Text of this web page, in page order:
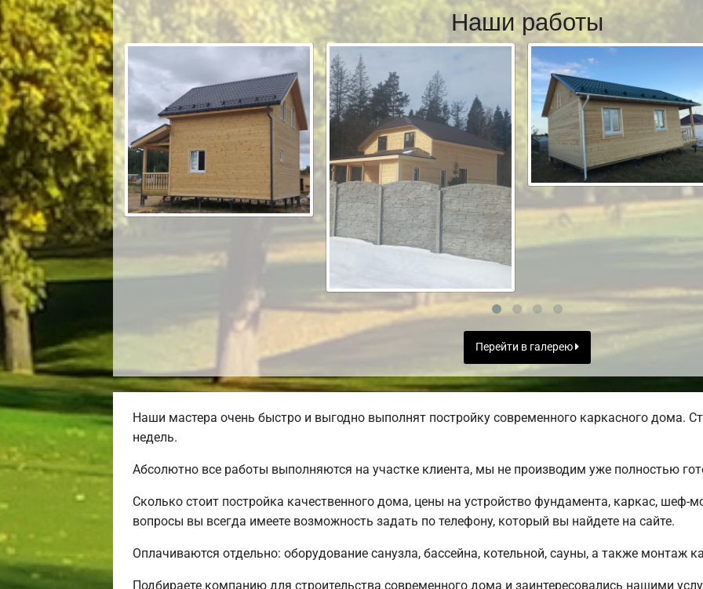
Наши работы
Перейти в галерею
Наши мастера очень быстро и выгодно выполнят постройку современного каркасного дома.
недель.
Абсолютно все работы выполняются на участке клиента, мы не производим уже полностью
Сколько стоит постройка качественного дома, цены на устройство фундамента, каркас,
вопросы вы всегда имеете возможность задать по телефону, который вы найдете на сайте.
Оплачиваются отдельно: оборудование санузла, бассейна, котельной, сауны, а также монтаж
Подбираете компанию для строительства современного дома и заинтересовались нашими